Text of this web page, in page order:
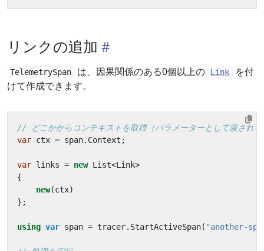
リンクの追加
TelemetrySpan は、因果関係のある0個以上の Link
を付
けて作成できます。
// どこかからコンテキストを取得（パラメーターとして渡される
var ctx = span. Context ;
var links = new List<Link>
{
new(ctx)
};
using var span = tracer. StartActiveSpan( "another-